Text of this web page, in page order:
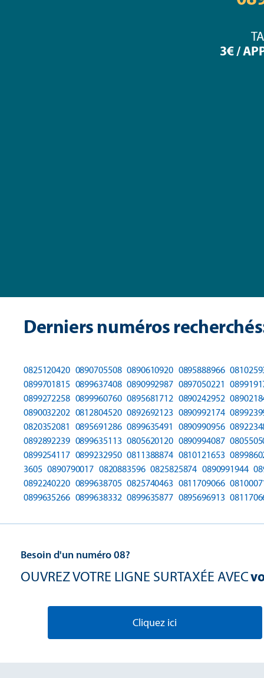
3€ /
Derniers numéros
0825120420 0890705508 0890610920 0895888966
0899701815 0899637408 0890992987 0897050221
0899272258 0899960760 0895681712 0890242952
0890032202 0812804520 0892692123 0890992174
0820352081 0895691286 0899635491 0890990956
0892892239 0899635113 0805620120 0890994087
0899254117 0899232950 0811388874 0810121653
3605 0890790017 0820883596 0825825874 0890991944
0892240220 0899638705 0825740463 0811709066
0899635266 0899638332 0899635877 0895696913
Besoin d'un numéro 08?
OUVREZ VOTRE LIGNE SURTAXÉE AVEC
Cliquez ici